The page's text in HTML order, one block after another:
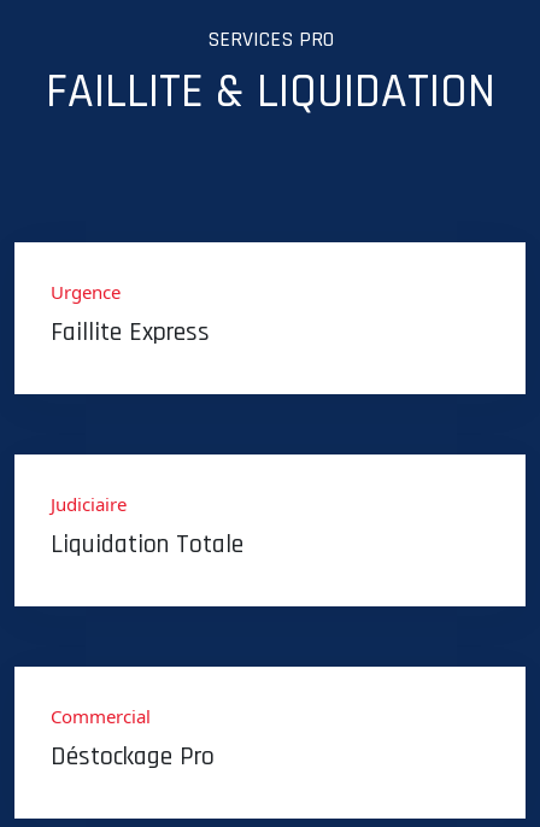
SERVICES PRO
FAILLITE & LIQUIDATION
Urgence
Faillite Express
Judiciaire
Liquidation Totale
Commercial
Déstockage Pro